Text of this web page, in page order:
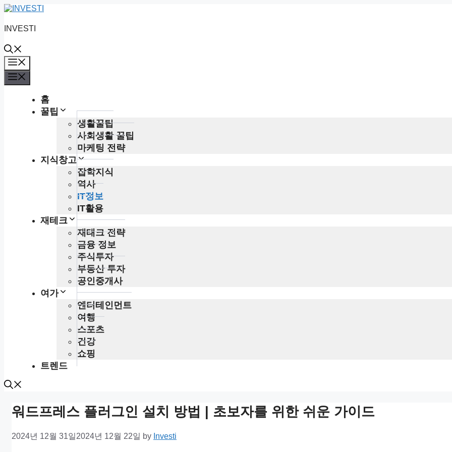
Skip
content
INVESTI
홈
꿀팁
생활꿀팁
사회생활 꿀팁
마케팅 전략
지식창고
잡학지식
역사
IT정보
IT활용
재테크
재태크 전략
금융 정보
주식투자
부동산 투자
공인중개사
여가
엔터테인먼트
여행
스포츠
건강
쇼핑
트렌드
워드프레스 플러그인 설치 방법 | 초보자를 위한 쉬운 가이드
2024년 12월 31일2024년 12월 22일 by Investi